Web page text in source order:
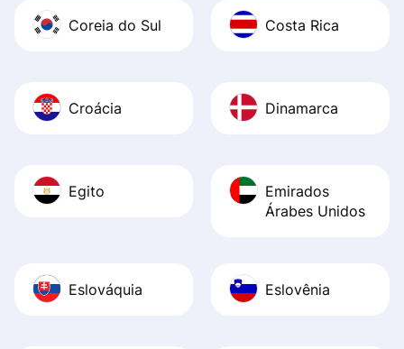
Coreia do Sul Costa Rica
Croácia Dinamarca
Egito
Emirados
Árabes Unidos
Eslováquia Eslovênia